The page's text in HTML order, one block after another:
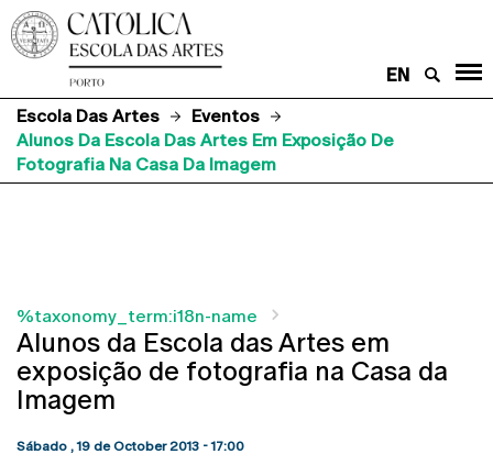
EN
Escola Das Artes
Eventos
Alunos Da Escola Das Artes Em Exposição De
Fotografia Na Casa Da Imagem
%taxonomy_term:i18n-name
Alunos da Escola das Artes em
exposição de fotografia na Casa da
Imagem
Sábado , 19 de October 2013 - 17:00